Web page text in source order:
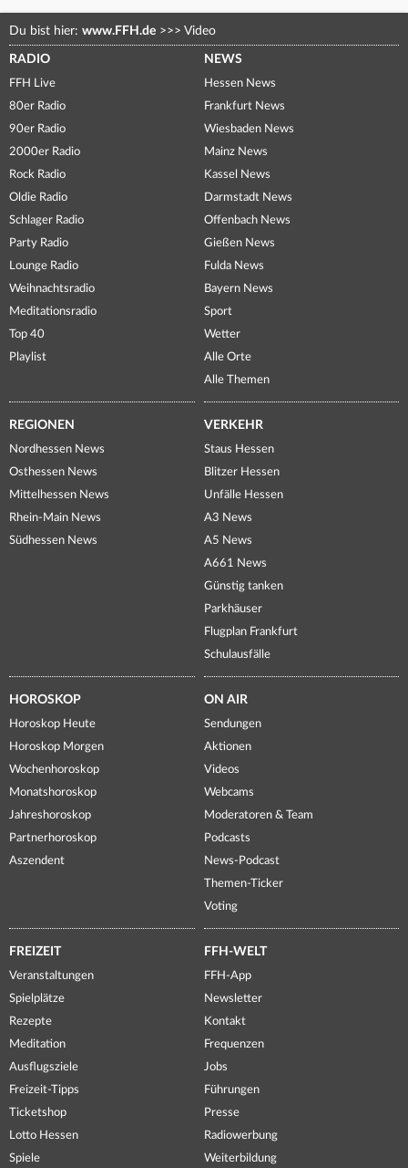
Du bist hier: www.FFH.de >>> Video
RADIO
FFH Live
80er Radio
90er Radio
2000er Radio
Rock Radio
Oldie Radio
Schlager Radio
Party Radio
Lounge Radio
Weihnachtsradio
Meditationsradio
Top 40
Playlist
NEWS
Hessen News
Frankfurt News
Wiesbaden News
Mainz News
Kassel News
Darmstadt News
Offenbach News
Gießen News
Fulda News
Bayern News
Sport
Wetter
Alle Orte
Alle Themen
REGIONEN
Nordhessen News
Osthessen News
Mittelhessen News
Rhein-Main News
Südhessen News
VERKEHR
Staus Hessen
Blitzer Hessen
Unfälle Hessen
A3 News
A5 News
A661 News
Günstig tanken
Parkhäuser
Flugplan Frankfurt
Schulausfälle
HOROSKOP
Horoskop Heute
Horoskop Morgen
Wochenhoroskop
Monatshoroskop
Jahreshoroskop
Partnerhoroskop
Aszendent
ON AIR
Sendungen
Aktionen
Videos
Webcams
Moderatoren & Team
Podcasts
News-Podcast
Themen-Ticker
Voting
FREIZEIT
Veranstaltungen
Spielplätze
Rezepte
Meditation
Ausflugsziele
Freizeit-Tipps
Ticketshop
Lotto Hessen
Spiele
FFH-WELT
FFH-App
Newsletter
Kontakt
Frequenzen
Jobs
Führungen
Presse
Radiowerbung
Weiterbildung